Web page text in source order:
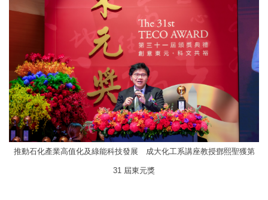
推動石化產業高值化及綠能科技發展 成大化工系講座教授鄧熙聖獲第
31 屆東元獎